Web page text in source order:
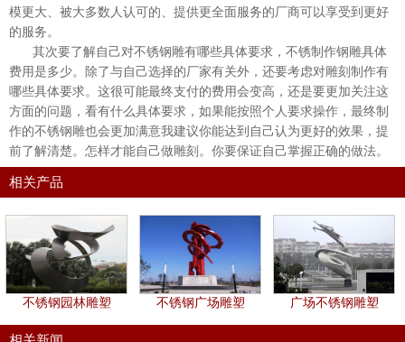
模更大、被大多数人认可的、提供更全面服务的厂商可以享受到更好
的服务。
其次要了解自己对不锈钢雕有哪些具体要求，不锈制作钢雕具体
费用是多少。除了与自己选择的厂家有关外，还要考虑对雕刻制作有
哪些具体要求。这很可能最终支付的费用会变高，还是要更加关注这
方面的问题，看有什么具体要求，如果能按照个人要求操作，最终制
作的不锈钢雕也会更加满意我建议你能达到自己认为更好的效果，提
前了解清楚。怎样才能自己做雕刻。你要保证自己掌握正确的做法。
相关产品
不锈钢园林雕塑 不锈钢广场雕塑 广场不锈钢雕塑